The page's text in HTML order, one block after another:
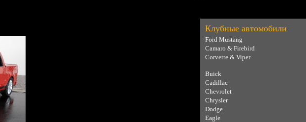
Клубные автомобили
Ford Mustang
Camaro & Firebird
Corvette & Viper
Buick
Cadillac
Chevrolet
Chrysler
Dodge
Eagle